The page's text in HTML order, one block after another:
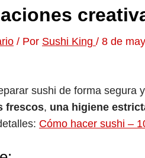
/ Por Sushi King / 8 de
sushi de forma segura
frescos, una higiene
Cómo hacer sushi –